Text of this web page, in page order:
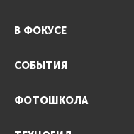
В ФОКУСЕ
СОБЫТИЯ
ФОТОШКОЛА